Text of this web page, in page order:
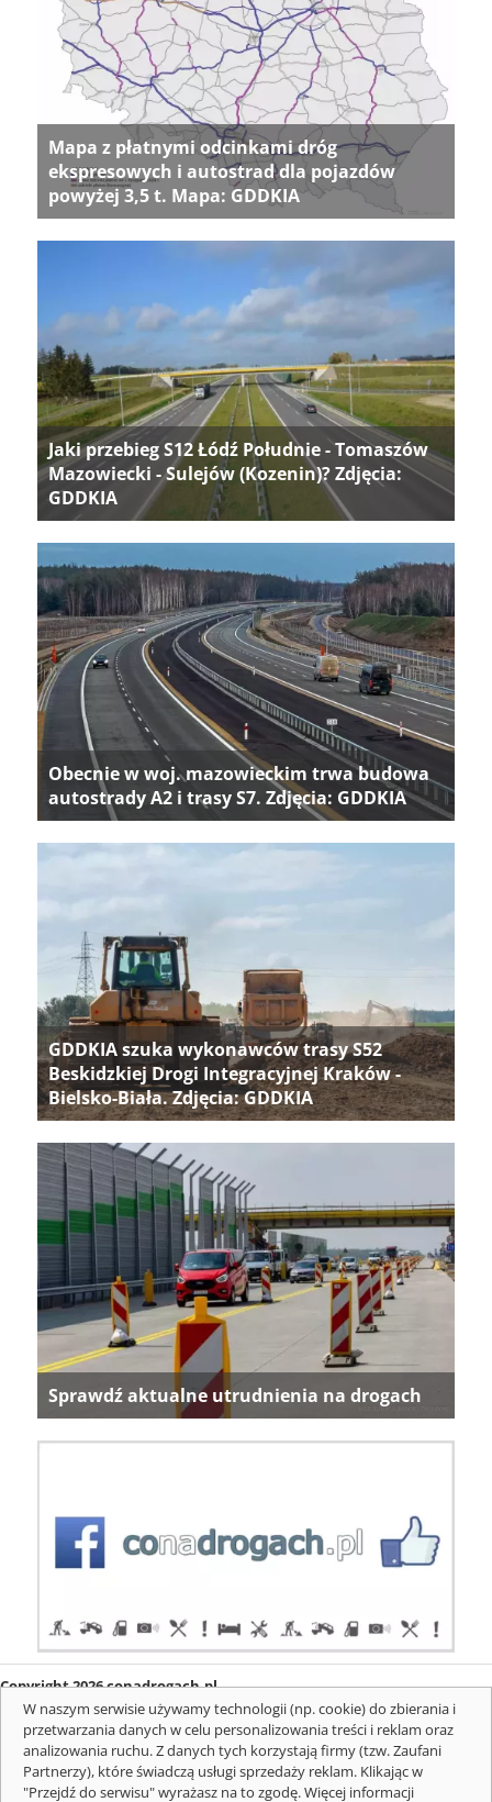
Mapa z płatnymi odcinkami dróg
ekspresowych i autostrad dla pojazdów
powyżej 3,5 t. Mapa: GDDKIA
Jaki przebieg S12 Łódź Południe - Tomaszów
Mazowiecki - Sulejów (Kozenin)? Zdjęcia:
GDDKIA
Obecnie w woj. mazowieckim trwa budowa
autostrady A2 i trasy S7. Zdjęcia: GDDKIA
GDDKIA szuka wykonawców trasy S52
Beskidzkiej Drogi Integracyjnej Kraków -
Bielsko-Biała. Zdjęcia: GDDKIA
Sprawdź aktualne utrudnienia na drogach
Copyright 2026 conadrogach.pl
O firmie
Redakcja Regulamin
Informacje o cookies
Mapa serwisu
Komunikaty
W naszym serwisie używamy technologii (np. cookie) do zbierania i
przetwarzania danych w celu personalizowania treści i reklam oraz
analizowania ruchu. Z danych tych korzystają firmy (tzw. Zaufani
Partnerzy), które świadczą usługi sprzedaży reklam. Klikając w
"Przejdź do serwisu" wyrażasz na to zgodę. Więcej informacji